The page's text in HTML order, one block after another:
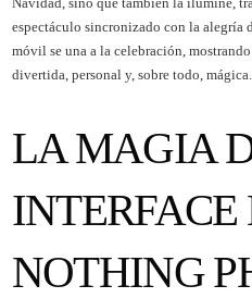
espectáculo sincronizado con la alegría
móvil se una a la celebración,
divertida, personal y, sobre todo, mágica.
LA MAGIA
INTERFACE
NOTHING